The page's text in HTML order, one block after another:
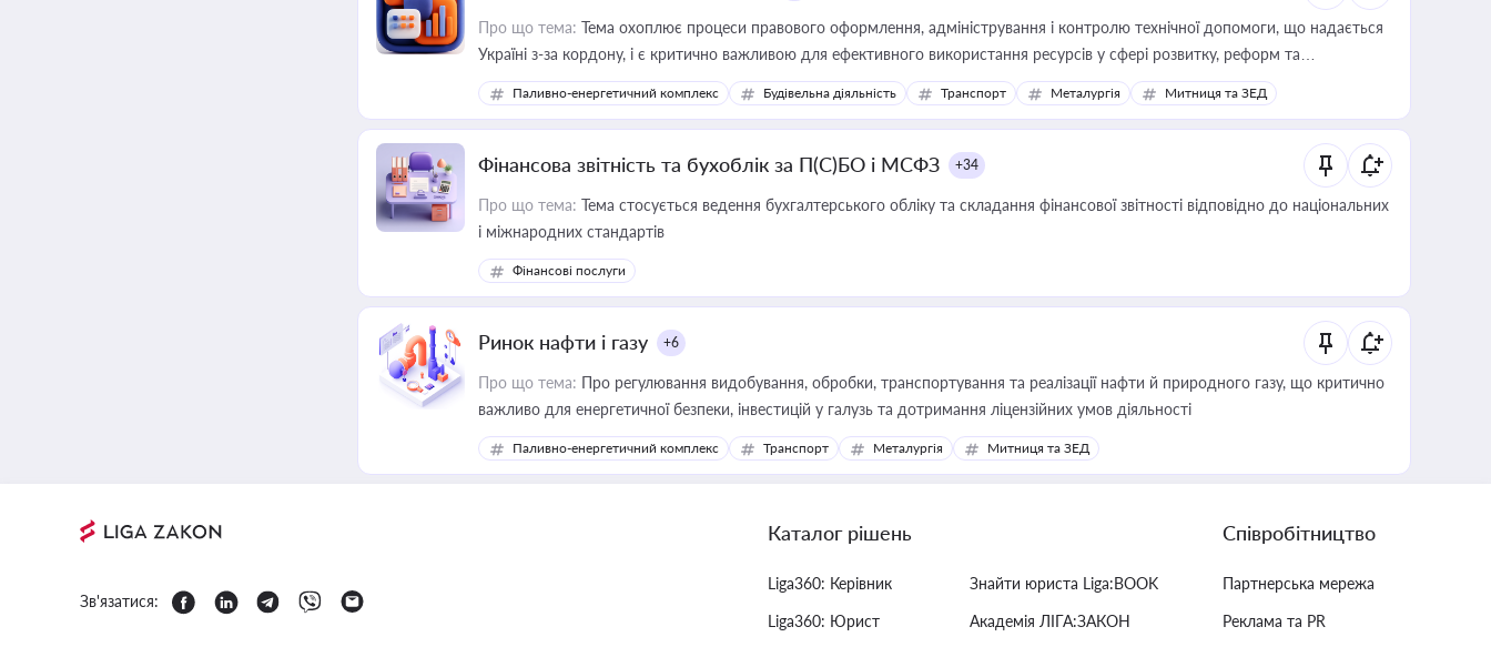
Про що тема: Тема охоплює процеси правового оформлення, адміністрування і контролю технічної допомоги, що надається
Україні з-за кордону, і є критично важливою для ефективного використання ресурсів у сфері розвитку, реформ та
інфраструктурних проєктів
Паливно-енергетичний комплекс Будівельна діяльність Транспорт Металургія Митниця та ЗЕД
Фінансова звітність та бухоблік за П(С)БО і МСФЗ +34
Про що тема: Тема стосується ведення бухгалтерського обліку та складання фінансової звітності відповідно до національних
і міжнародних стандартів
Фінансові послуги
Ринок нафти і газу +6
Про що тема: Про регулювання видобування, обробки, транспортування та реалізації нафти й природного газу, що критично
важливо для енергетичної безпеки, інвестицій у галузь та дотримання ліцензійних умов діяльності
Паливно-енергетичний комплекс Транспорт Металургія Митниця та ЗЕД
Зв'язатися:
Каталог рішень
Liga360: Керівник
Liga360: Юрист
Знайти юриста Liga:BOOK
Академія ЛІГА:ЗАКОН
Співробітництво
Партнерська мережа
Реклама та PR